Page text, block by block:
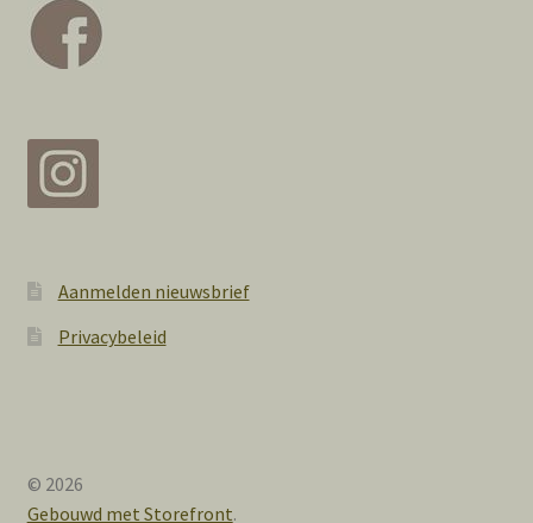
Aanmelden nieuwsbrief
Privacybeleid
© 2026
Gebouwd met Storefront.